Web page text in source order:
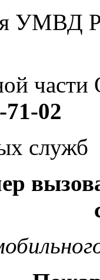
УМВД
71-02
служб